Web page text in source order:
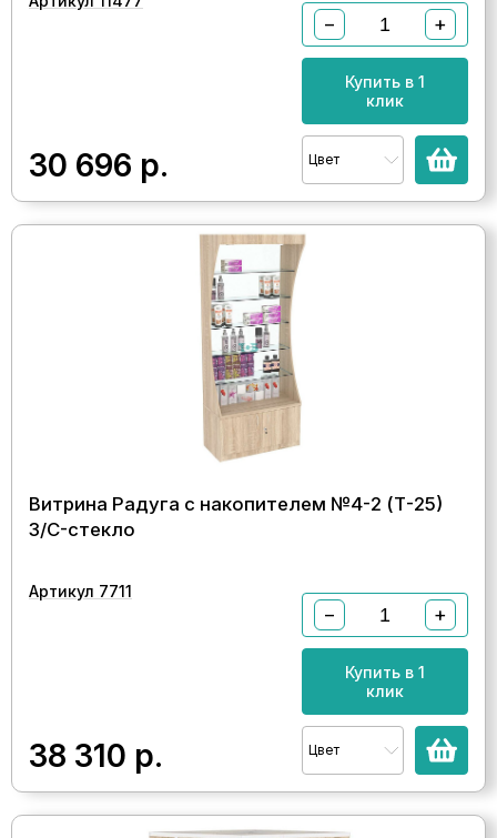
30 696 р.
− +
Купить в 1
клик
Цвет
Витрина Радуга с накопителем №4-2 (Т-25)
З/C-стекло
Артикул 7711
38 310 р.
− +
Купить в 1
клик
Цвет